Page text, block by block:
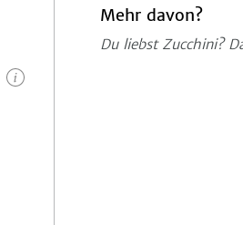
Mehr davon?
Du liebst Zucchini?